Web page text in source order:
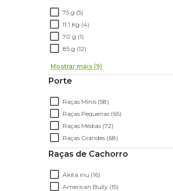
75 g (5)
11.1 Kg (4)
70 g (1)
85 g (12)
Mostrar mais (9)
Porte
Raças Minis (58)
Raças Pequenas (65)
Raças Médias (72)
Raças Grandes (68)
Raças de Cachorro
Akita inu (16)
American Bully (15)